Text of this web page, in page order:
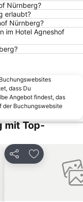
Schweiz - Veldensteiner Forst
Dutzendteich
See
Arcaden
Nürnberg?
erlaubt?
Nürnberg?
im Hotel Agneshof
dass Du
Angebot findest, das
der Buchungswebsite
mit Top-
Teilen Zu Favoriten